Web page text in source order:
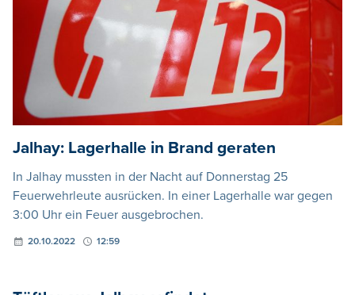
Jalhay: Lagerhalle in Brand geraten
In Jalhay mussten in der Nacht auf Donnerstag 25
Feuerwehrleute ausrücken. In einer Lagerhalle war gegen
3:00 Uhr ein Feuer ausgebrochen.
20.10.2022 12:59